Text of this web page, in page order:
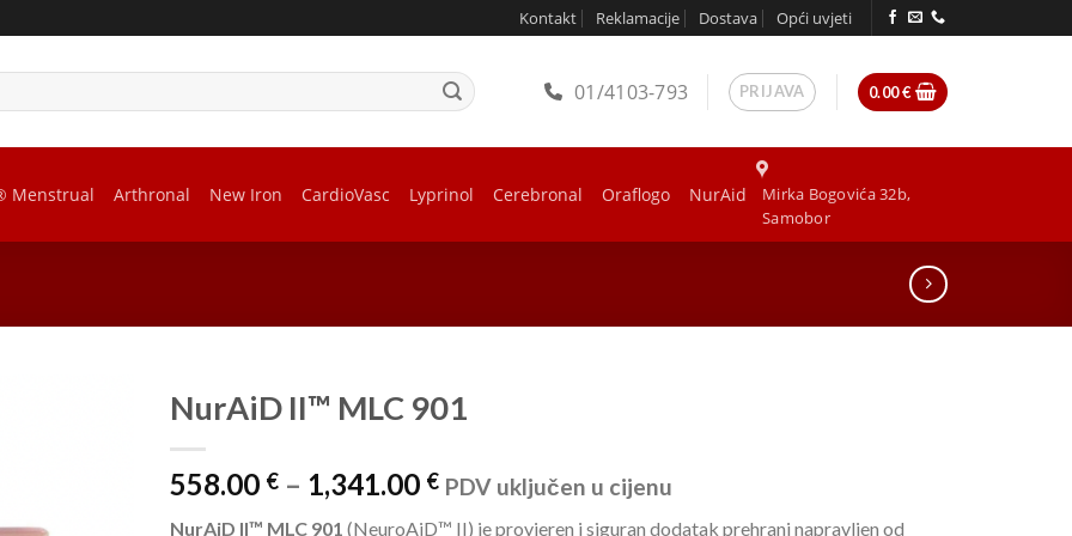
Kontakt Reklamacije Dostava Opći uvjeti
01/4103-793 PRIJAVA 0.00€
Menstrual Arthronal New Iron CardioVasc Lyprinol Cerebronal Oraflogo NurAid
Mirka Bogovića 32b,
Samobor
NurAiD II™ MLC 901
558.00 € – 1,341.00 €Raspon
PDV uključen u cijenu
NurAiD II™ MLC 901 (NeuroAiD™ II) je provjeren i siguran dodatak prehrani napravljen od